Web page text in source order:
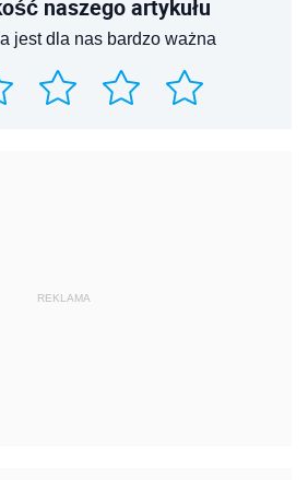
naszego artykułu
jest dla nas bardzo ważna
REKLAMA